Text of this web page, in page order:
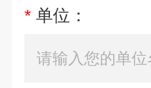
* 单位：